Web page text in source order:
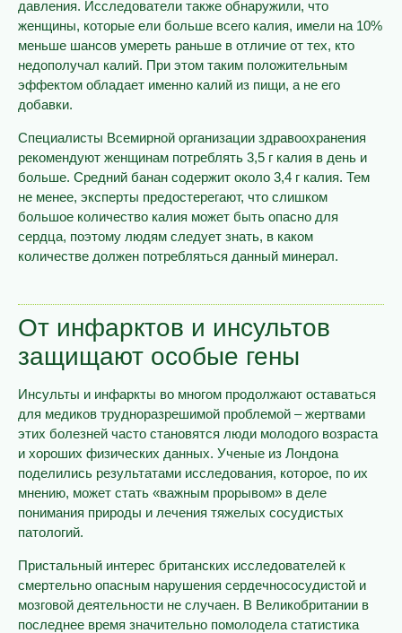
давления. Исследователи также обнаружили, что
женщины, которые ели больше всего калия, имели на 10%
меньше шансов умереть раньше в отличие от тех, кто
недополучал калий. При этом таким положительным
эффектом обладает именно калий из пищи, а не его
добавки.
Специалисты Всемирной организации здравоохранения
рекомендуют женщинам потреблять 3,5 г калия в день и
больше. Средний банан содержит около 3,4 г калия. Тем
не менее, эксперты предостерегают, что слишком
большое количество калия может быть опасно для
сердца, поэтому людям следует знать, в каком
количестве должен потребляться данный минерал.
От инфарктов и инсультов
защищают особые гены
Инсульты и инфаркты во многом продолжают оставаться
для медиков трудноразрешимой проблемой – жертвами
этих болезней часто становятся люди молодого возраста
и хороших физических данных. Ученые из Лондона
поделились результатами исследования, которое, по их
мнению, может стать «важным прорывом» в деле
понимания природы и лечения тяжелых сосудистых
патологий.
Пристальный интерес британских исследователей к
смертельно опасным нарушения сердечнососудистой и
мозговой деятельности не случаен. В Великобритании в
последнее время значительно помолодела статистика